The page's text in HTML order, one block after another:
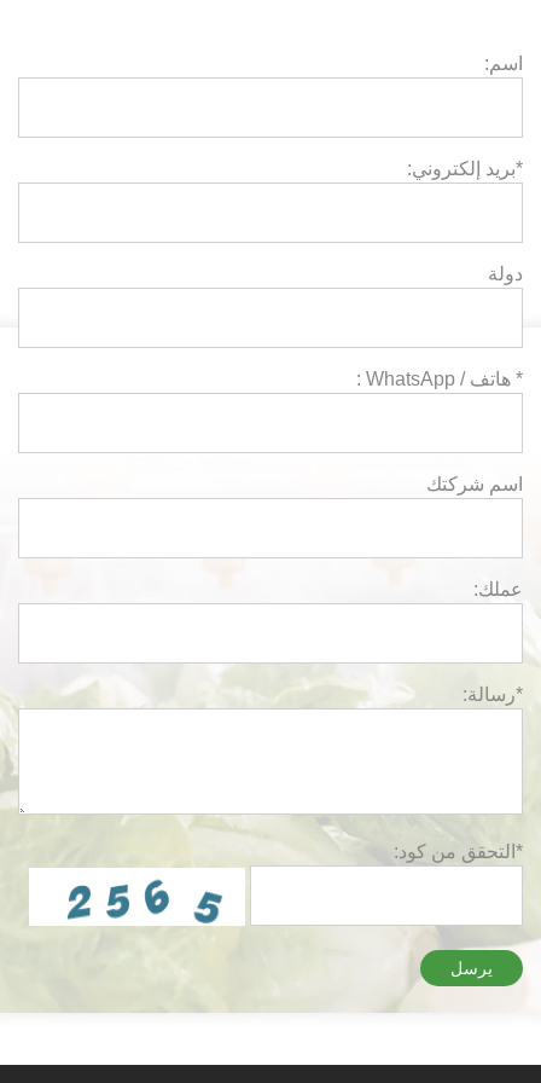
اسم:
*بريد إلكتروني:
دولة
* هاتف / WhatsApp :
اسم شركتك
عملك:
*رسالة:
*التحقق من كود:
يرسل